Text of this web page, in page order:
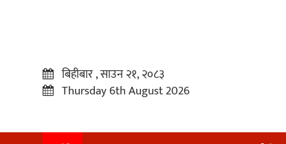
बिहीबार , साउन २१, २०८३
Thursday 6th August 2026